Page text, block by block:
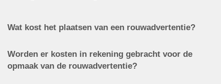
Wat kost het plaatsen van een rouwadvertentie?
Worden er kosten in rekening gebracht voor de
opmaak van de rouwadvertentie?